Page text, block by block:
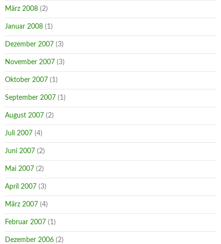
März 2008 (2)
Januar 2008 (1)
Dezember 2007 (3)
November 2007 (3)
Oktober 2007 (1)
September 2007 (1)
August 2007 (2)
Juli 2007 (4)
Juni 2007 (2)
Mai 2007 (2)
April 2007 (3)
März 2007 (4)
Februar 2007 (1)
Dezember 2006 (2)